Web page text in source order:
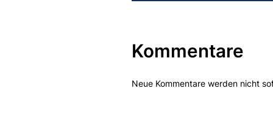
Kommentare
Neue Kommentare werden nicht